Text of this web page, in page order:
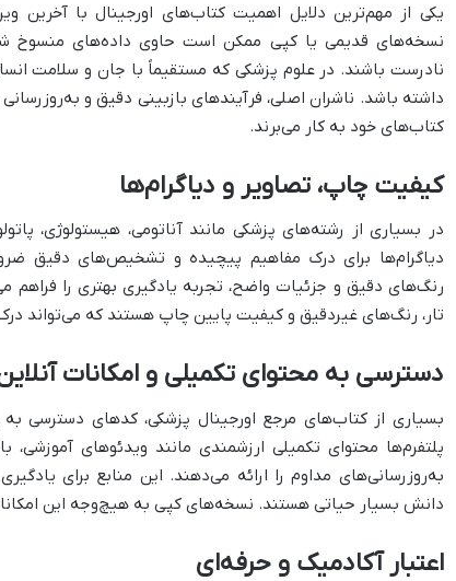
یکی از مهم‌ترین دلایل اهمیت کتاب‌های اورجینال با
نسخه‌های قدیمی یا کپی ممکن است حاوی داده‌های منسوخ
نادرست باشند. در علوم پزشکی که مستقیماً با جان و سلامت
داشته باشد. ناشران اصلی، فرآیندهای بازبینی دقیق و
کتاب‌های خود به کار می‌برند.
کیفیت چاپ، تصاویر و دیاگرام‌ها
در بسیاری از رشته‌های پزشکی مانند آناتومی، هیستولوژی،
دیاگرام‌ها برای درک مفاهیم پیچیده و تشخیص‌های دقیق
رنگ‌های دقیق و جزئیات واضح، تجربه یادگیری بهتری را فراهم
تار، رنگ‌های غیردقیق و کیفیت پایین چاپ هستند که می‌تواند
دسترسی به محتوای تکمیلی و امکانات
بسیاری از کتاب‌های مرجع اورجینال پزشکی، کدهای دسترسی
پلتفرم‌ها محتوای تکمیلی ارزشمندی مانند ویدئوهای آموزشی،
به‌روزرسانی‌های مداوم را ارائه می‌دهند. این منابع برای
دانش بسیار حیاتی هستند. نسخه‌های کپی به هیچ‌وجه این امکانات
اعتبار آکادمیک و حرفه‌ای